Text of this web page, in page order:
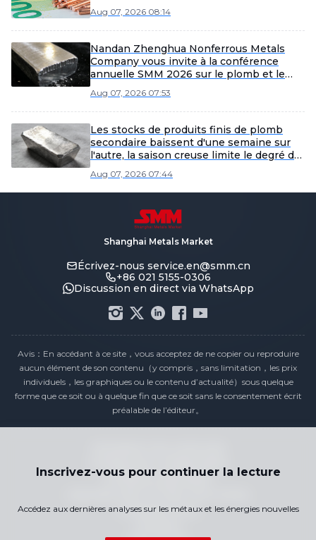
Aug 07, 2026 08:14
Nandan Zhenghua Nonferrous Metals
Company vous invite à la conférence
annuelle SMM 2026 sur le plomb et le
Aug 07, 2026 07:53
Les stocks de produits finis de plomb
secondaire baissent d'une semaine sur
l'autre, la saison creuse limite le degré de
stocks de plomb secondaire SMM]
Aug 07, 2026 07:44
Inscrivez-vous pour continuer la lecture
Accédez aux dernières analyses sur les métaux et les énergies nouvelles
Shanghai Metals Market
Écrivez-nous service.en@smm.cn
+86 021 5155-0306
Discussion en direct via WhatsApp
Avis：En accédant à ce site，vous acceptez de ne copier ou reproduire
aucun élément de son contenu（y compris，sans limitation，les prix
individuels，les graphiques ou le contenu d’actualité）sous quelque
forme que ce soit ou à quelque fin que ce soit sans le consentement écrit
préalable de l’éditeur。
Politique de confidentialité
Conditions générales
Contactez-nous